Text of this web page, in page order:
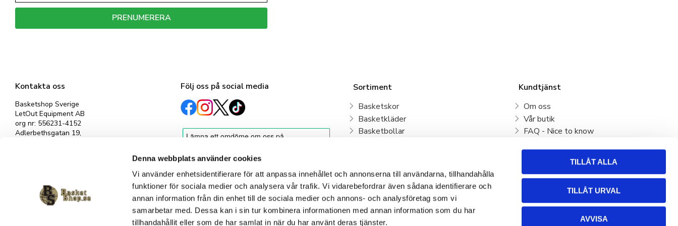
Denna webbplats använder cookies
Vi använder enhetsidentifierare för att anpassa innehållet och annonserna till användarna, tillhandahålla
funktioner för sociala medier och analysera vår trafik. Vi vidarebefordrar även sådana identifierare och
annan information från din enhet till de sociala medier och annons- och analysföretag som vi
samarbetar med. Dessa kan i sin tur kombinera informationen med annan information som du har
tillhandahållit eller som de har samlat in när du har använt deras tjänster.
TILLÅT ALLA
TILLÅT URVAL
AVVISA
Kontakta oss
Basketshop Sverige
LetOut Equipment AB
org nr: 556231-4152
Adlerbethsgatan 19,
Följ oss på social media
Sortiment
Basketskor
Basketkläder
Basketbollar
Basketryggsäckar
Våra klubbar
Klubbshop
Kundtjänst
Om oss
Vår butik
FAQ - Nice to know
Hur handlar jag?
Policy och cookies
Retur, byte och Reklamation
PRENUMERERA